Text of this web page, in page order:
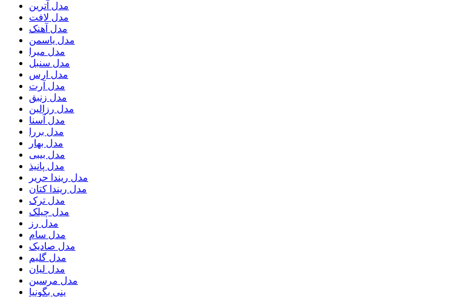
مدل آترین
مدل لافت
مدل آهنک
مدل یاسمن
مدل میرا
مدل سنبل
مدل ارس
مدل آرت
مدل زنبق
مدل رزالین
مدل آسنا
مدل بررا
مدل بهار
مدل بیبی
مدل پانیذ
مدل ریندا حریر
مدل ریندا کتان
مدل ترک
مدل چیلک
مدل رز
مدل سام
مدل صادیک
مدل گلیم
مدل لیان
مدل مرسین
ینی بگونیا